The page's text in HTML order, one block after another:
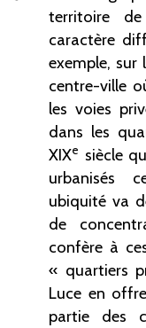
territoire
caractère
exemple, sur
centre-ville
les voies
dans les
XIXe siècle
urbanisés
ubiquité va
de
confère à
« quartiers
Luce en
partie des